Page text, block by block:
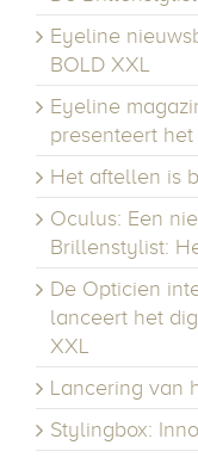
Eyeline
BOLD XXL
Eyeline
presenteert
Het aftellen is
Oculus: Een
Brillenstylist:
De Opticien
lanceert het
XXL
Lancering van
Stylingbox: